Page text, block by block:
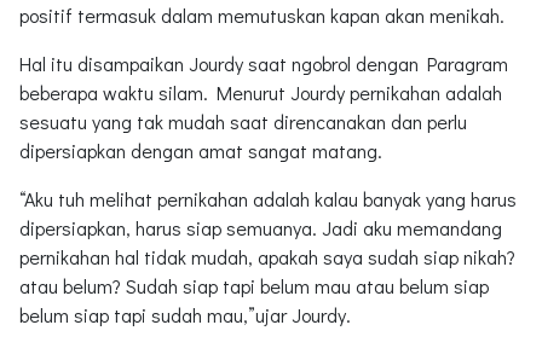
positif termasuk dalam memutuskan kapan akan menikah.
Hal itu disampaikan Jourdy saat ngobrol dengan Paragram
beberapa waktu silam. Menurut Jourdy pernikahan adalah
sesuatu yang tak mudah saat direncanakan dan perlu
dipersiapkan dengan amat sangat matang.
“Aku tuh melihat pernikahan adalah kalau banyak yang harus
dipersiapkan, harus siap semuanya. Jadi aku memandang
pernikahan hal tidak mudah, apakah saya sudah siap nikah?
atau belum? Sudah siap tapi belum mau atau belum siap
belum siap tapi sudah mau,”ujar Jourdy.